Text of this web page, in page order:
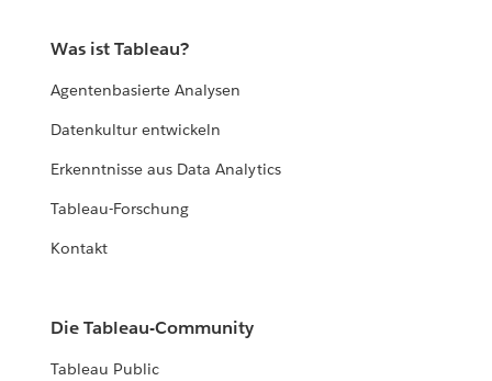
Was ist Tableau?
Agentenbasierte Analysen
Datenkultur entwickeln
Erkenntnisse aus Data Analytics
Tableau-Forschung
Kontakt
Die Tableau-Community
Tableau Public